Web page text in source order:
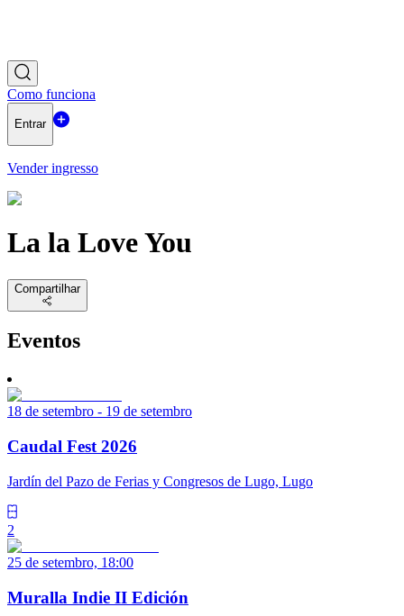
Como funciona
Entrar
Vender ingresso
La la Love You
Compartilhar
Eventos
18 de setembro - 19 de setembro
Caudal Fest 2026
Jardín del Pazo de Ferias y Congresos de Lugo, Lugo
2
25 de setembro, 18:00
Muralla Indie II Edición